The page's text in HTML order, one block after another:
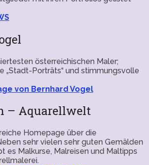
österreichischen Maler;
„Stadt-Porträts“ und stimmungsvolle
von Bernhard Vogel
– Aquarellwelt
Homepage über die
sehr vielen sehr guten Gemälden
es Malkurse, Malreisen und Maltipps